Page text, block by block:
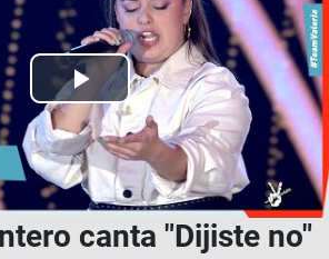
Play
Video
canta "Dijiste no"